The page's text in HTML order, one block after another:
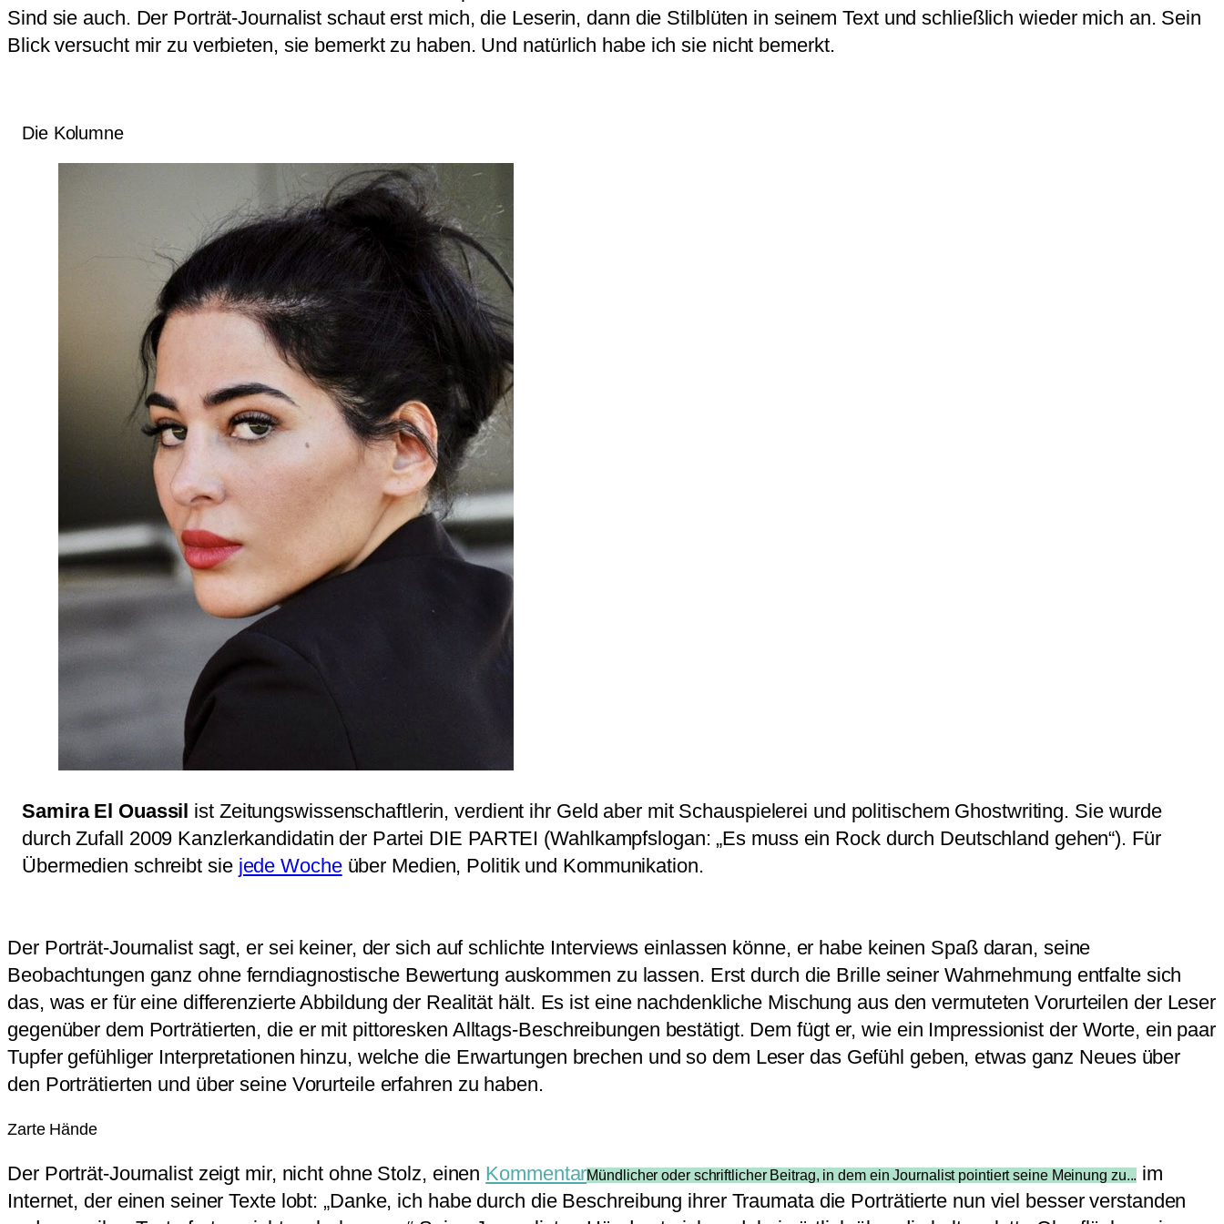
Sind sie auch. Der Porträt-Journalist schaut erst mich, die Leserin, dann die Stilblüten in seinem Text und schließlich wieder mich an. Sein
Blick versucht mir zu verbieten, sie bemerkt zu haben. Und natürlich habe ich sie nicht bemerkt.
Die Kolumne
Samira El Ouassil ist Zeitungswissenschaftlerin, verdient ihr Geld aber mit Schauspielerei und politischem Ghostwriting. Sie wurde
durch Zufall 2009 Kanzlerkandidatin der Partei DIE PARTEI (Wahlkampfslogan: „Es muss ein Rock durch Deutschland gehen“). Für
Übermedien schreibt sie jede Wocheüber Medien, Politik und Kommunikation.
Der Porträt-Journalist sagt, er sei keiner, der sich auf schlichte Interviews einlassen könne, er habe keinen Spaß daran, seine
Beobachtungen ganz ohne ferndiagnostische Bewertung auskommen zu lassen. Erst durch die Brille seiner Wahrnehmung entfalte sich
das, was er für eine differenzierte Abbildung der Realität hält. Es ist eine nachdenkliche Mischung aus den vermuteten Vorurteilen der Leser
gegenüber dem Porträtierten, die er mit pittoresken Alltags-Beschreibungen bestätigt. Dem fügt er, wie ein Impressionist der Worte, ein paar
Tupfer gefühliger Interpretationen hinzu, welche die Erwartungen brechen und so dem Leser das Gefühl geben, etwas ganz Neues über
den Porträtierten und über seine Vorurteile erfahren zu haben.
Zarte Hände
Der Porträt-Journalist zeigt mir, nicht ohne Stolz, einen KommentarMündlicher oder schriftlicher Beitrag, in dem ein Journalist pointiert seine Meinung zu... im
Internet, der einen seiner Texte lobt: „Danke, ich habe durch die Beschreibung ihrer Traumata die Porträtierte nun viel besser verstanden